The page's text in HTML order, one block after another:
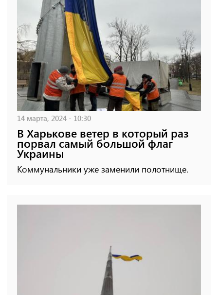
14 марта, 2024 - 10:30
В Харькове ветер в который раз
порвал самый большой флаг
Украины
Коммунальники уже заменили полотнище.